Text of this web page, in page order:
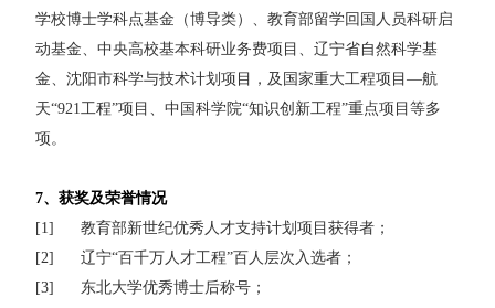
学校博士学科点基金（博导类）、教育部留学回国人员科研启
动基金、中央高校基本科研业务费项目、辽宁省自然科学基
金、沈阳市科学与技术计划项目，及国家重大工程项目 —航
天“921工程”项目、中国科学院“知识创新工程”重点项目等多
项。
7、获奖及荣誉情况
[1]
教育部新世纪优秀人才支持计划项目获得者；
[2]
辽宁“百千万人才工程”百人层次入选者；
[3]
东北大学优秀博士后称号；